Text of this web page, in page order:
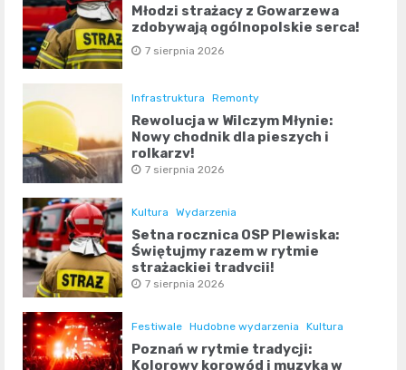
Młodzi strażacy z Gowarzewa
zdobywają ogólnopolskie serca!
7 sierpnia 2026
Infrastruktura Remonty
Rewolucja w Wilczym Młynie:
Nowy chodnik dla pieszych i
rolkarzy!
7 sierpnia 2026
Kultura Wydarzenia
Setna rocznica OSP Plewiska:
Świętujmy razem w rytmie
strażackiej tradycji!
7 sierpnia 2026
Festiwale Hudobne wydarzenia Kultura
Poznań w rytmie tradycji:
Kolorowy korowód i muzyka w